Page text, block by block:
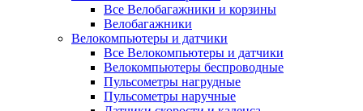
Все Велобагажники и корзины
Велобагажники
Велокомпьютеры и датчики
Все Велокомпьютеры и датчики
Велокомпьютеры беспроводные
Пульсометры нагрудные
Пульсометры наручные